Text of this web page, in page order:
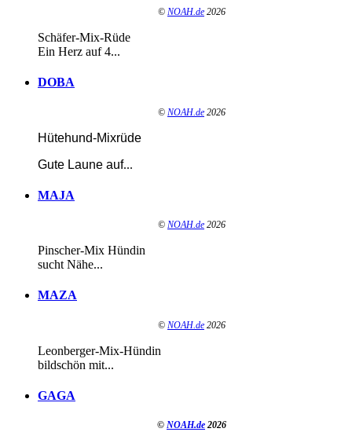
© NOAH.de 2026
Schäfer-Mix-Rüde
Ein Herz auf 4...
DOBA
© NOAH.de 2026
Hütehund-Mixrüde
Gute Laune auf...
MAJA
© NOAH.de 2026
Pinscher-Mix Hündin
sucht Nähe...
MAZA
© NOAH.de 2026
Leonberger-Mix-Hündin
bildschön mit...
GAGA
© NOAH.de 2026